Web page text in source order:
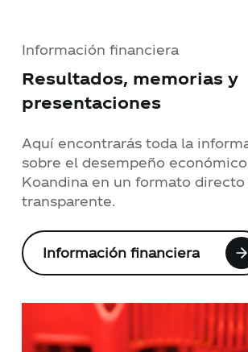
Información financiera
Resultados, memorias y
presentaciones
Aquí encontrarás toda la
sobre el desempeño
Koandina en un formato directo
transparente.
Información financiera